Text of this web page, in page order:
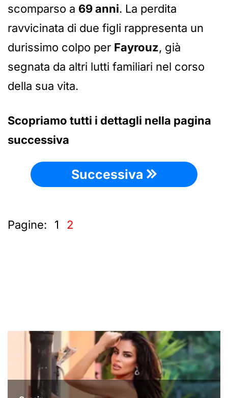
scomparso a 69 anni. La perdita
ravvicinata di due figli rappresenta un
durissimo colpo per Fayrouz, già
segnata da altri lutti familiari nel corso
della sua vita.
Scopriamo tutti i dettagli nella pagina
successiva
Successiva
Pagine: 1 2